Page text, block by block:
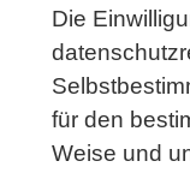
Die
für den
Weise und